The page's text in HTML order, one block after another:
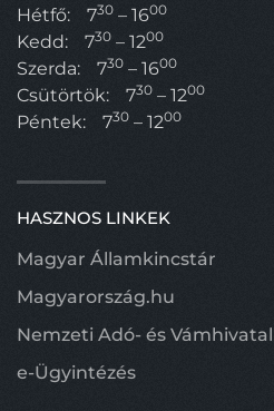
Hétfő: 730 – 1600
Kedd: 730 – 1200
Szerda: 730 – 1600
Csütörtök: 730 – 1200
Péntek: 730 – 1200
HASZNOS LINKEK
Magyar Államkincstár
Magyarország.hu
Nemzeti Adó- és Vámhivatal
e-Ügyintézés